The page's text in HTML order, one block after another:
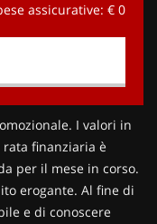
assicurative: € 0
I valori in
rata finanziaria è
per il mese in corso.
erogante. Al fine di
e di conoscere